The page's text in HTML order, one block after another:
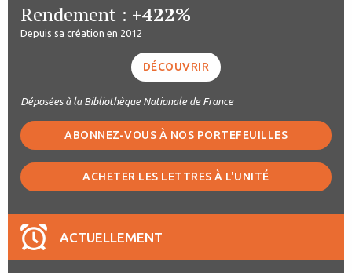
Rendement : +422%
Depuis sa création en 2012
DÉCOUVRIR
Déposées à la Bibliothèque Nationale de France
ABONNEZ-VOUS À NOS PORTEFEUILLES
ACHETER LES LETTRES À L'UNITÉ
ACTUELLEMENT